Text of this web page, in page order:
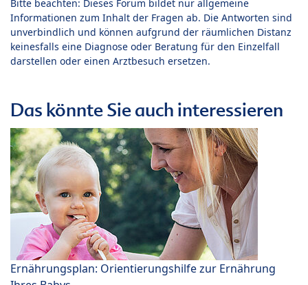
Bitte beachten: Dieses Forum bildet nur allgemeine
Informationen zum Inhalt der Fragen ab. Die Antworten sind
unverbindlich und können aufgrund der räumlichen Distanz
keinesfalls eine Diagnose oder Beratung für den Einzelfall
darstellen oder einen Arztbesuch ersetzen.
Das könnte Sie auch interessieren
Ernährungsplan: Orientierungshilfe zur Ernährung